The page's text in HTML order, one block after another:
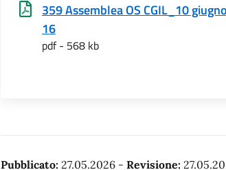
359 Assemblea OS CGIL_10
16
pdf - 568 kb
Pubblicato: 27.05.2026 - Revisione: